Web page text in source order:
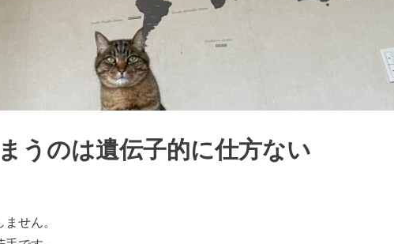
うのは遺伝子的に仕方ない
せん。